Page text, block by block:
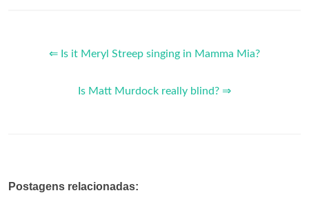
⇐ Is it Meryl Streep singing in Mamma Mia?
Is Matt Murdock really blind? ⇒
Postagens relacionadas: